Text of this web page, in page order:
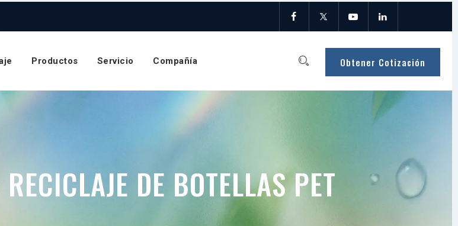
Obtener Cotización
Productos Servicio Compañía
RECICLAJE DE BOTELLAS PET